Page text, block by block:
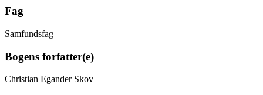
Fag
Samfundsfag
Bogens forfatter(e)
Christian Egander Skov